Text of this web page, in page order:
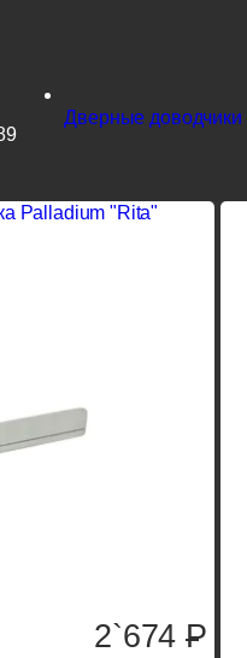
Дверные доводчики
Palladium "Rita"
2`674P